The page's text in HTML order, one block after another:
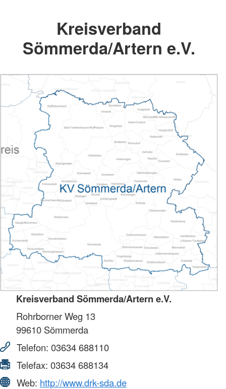
Kreisverband
Sömmerda/Artern e.V.
Kreisverband Sömmerda/Artern e.V.
Rohrborner Weg 13
99610 Sömmerda
Telefon: 03634 688110
Telefax: 03634 688134
Web: http://www.drk-sda.de